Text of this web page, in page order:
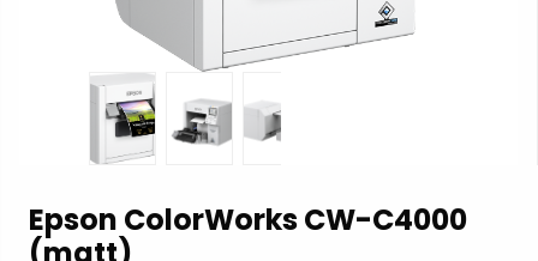
Epson ColorWorks CW-C4000